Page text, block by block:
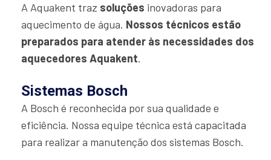
A Aquakent traz soluções inovadoras para
aquecimento de água. Nossos técnicos estão
preparados para atender às necessidades dos
aquecedores Aquakent.
Sistemas Bosch
A Bosch é reconhecida por sua qualidade e
eficiência. Nossa equipe técnica está capacitada
para realizar a manutenção dos sistemas Bosch.